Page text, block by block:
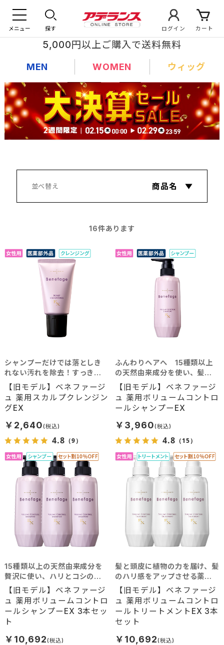
メニュー 探す ログイン カート
5,000円以上ご購入で送料無料
MEN WOMEN ウィッグ
16件あります
【旧モデル】ベネファージ
ュ 薬用スカルプクレンジン
グEX
シャンプーだけでは落としき
れない汚れを除去！すっきり
クリアな毛穴へ
￥2,640
4.8 （9）
【旧モデル】ベネファージ
ュ 薬用ボリュームコントロ
ールシャンプーEX
ふんわりヘアへ 15種類以上
の天然由来成分を使い、髪に
豊かなボリュームを
￥3,960
4.8 （15）
【旧モデル】ベネファージ
ュ 薬用ボリュームコントロ
ールシャンプーEX 3本セッ
ト
15種類以上の天然由来成分を
贅沢に使い、ハリとコシのあ
る髪へと導くシャンプー。髪
に豊かなボリュームを求める
方におすすめ。
￥10,692
【旧モデル】ベネファージ
ュ 薬用ボリュームコントロ
ールトリートメントEX 3本
セット
髪と頭皮に植物の力を届け、髪
のハリ感をアップさせる薬用
トリートメント。髪に豊かな
ボリュームを求める方におす
すめ。
￥10,692